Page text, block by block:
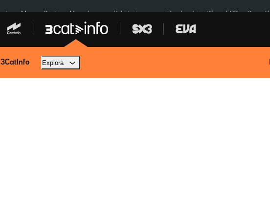
Menors Ceuta Mercabarna Robatoris coure Bombardejos Kíiv ERC SpaceX
3CatInfo Explora